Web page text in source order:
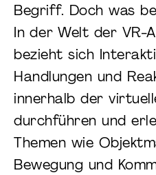
Begriff. Doch was
In der Welt der VR-
bezieht sich
Handlungen und
innerhalb der
durchführen und
Themen wie
Bewegung und